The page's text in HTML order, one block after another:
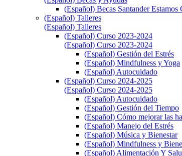
(Español) Becas Santander
(Español) Talleres
(Español) Talleres
(Español) Curso 2023-2024
(Español) Curso 2023-2024
(Español) Gestión del Estrés
(Español) Mindfulness y Yoga
(Español) Autocuidado
(Español) Curso 2024-2025
(Español) Curso 2024-2025
(Español) Autocuidado
(Español) Gestión del Tiempo
(Español) Cómo mejorar las
(Español) Manejo del Estrés
(Español) Música y Bienestar
(Español) Mindfulness y
(Español) Alimentación Y